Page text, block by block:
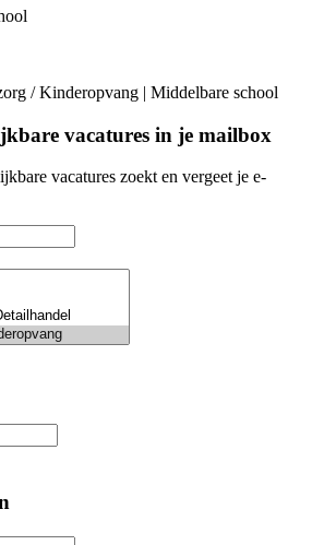
/ Kinderopvang | Middelbare school
vacatures in je mailbox
vacatures zoekt en vergeet je e-